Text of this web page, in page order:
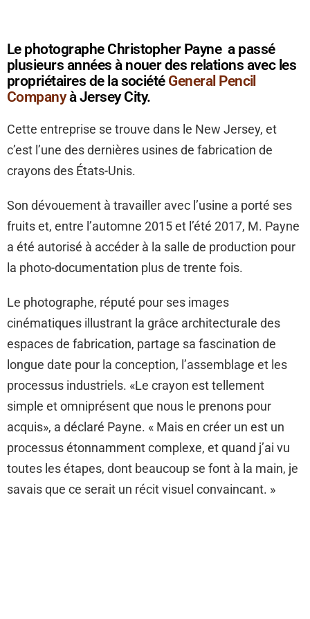
Le photographe Christopher Payne a passé
plusieurs années à nouer des relations avec les
propriétaires de la société General Pencil
Companyà Jersey City.
Cette entreprise se trouve dans le New Jersey, et
c’est l’une des dernières usines de fabrication de
crayons des États-Unis.
Son dévouement à travailler avec l’usine a porté ses
fruits et, entre l’automne 2015 et l’été 2017, M. Payne
a été autorisé à accéder à la salle de production pour
la photo-documentation plus de trente fois.
Le photographe, réputé pour ses images
cinématiques illustrant la grâce architecturale des
espaces de fabrication, partage sa fascination de
longue date pour la conception, l’assemblage et les
processus industriels. «Le crayon est tellement
simple et omniprésent que nous le prenons pour
acquis», a déclaré Payne. « Mais en créer un est un
processus étonnamment complexe, et quand j’ai vu
toutes les étapes, dont beaucoup se font à la main, je
savais que ce serait un récit visuel convaincant. »